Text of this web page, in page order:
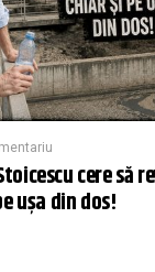
cere să
ușa din dos!